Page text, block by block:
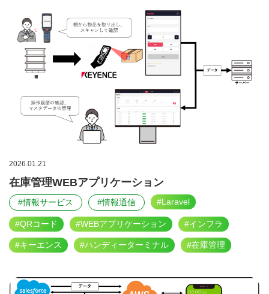
2026.01.21
在庫管理WEBアプリケーション
#情報サービス #情報通信 #Laravel
#QRコード #WEBアプリケーション #インフラ
#キーエンス #ハンディーターミナル #在庫管理